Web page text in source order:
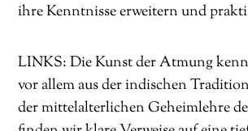
ihre Kenntnisse erweitern und
LINKS: Die Kunst der Atmung
vor allem aus der indischen
der mittelalterlichen Geheimlehre